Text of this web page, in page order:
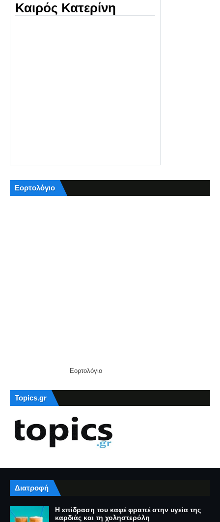
Καιρός Κατερίνη
Εορτολόγιο
Εορτολόγιο
Topics.gr
Διατροφή
Η επίδραση του καφέ φραπέ στην υγεία της
καρδιάς και τη χοληστερόλη